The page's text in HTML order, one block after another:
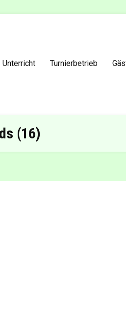
Unterricht Turnierbetrieb
(16)